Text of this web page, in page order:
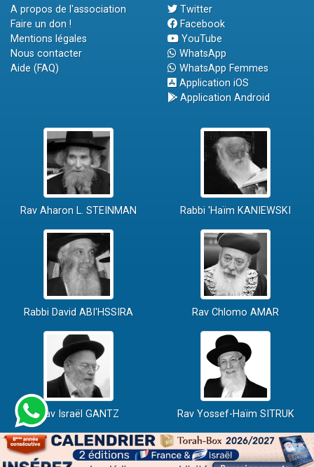
A propos de l'association
Faire un don !
Mentions légales
Nous contacter
Aide (FAQ)
Twitter
Facebook
YouTube
WhatsApp
WhatsApp Femmes
Application iOS
Application Android
Rav Aharon L. STEINMAN Rabbi 'Haïm KANIEWSKI
Rabbi David ABI'HSSIRA Rav Chlomo AMAR
Rav Israël GANTZ Rav Yossef-Haïm SITRUK